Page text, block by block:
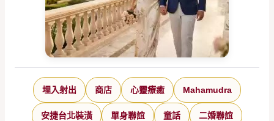
埋入射出 商店 心靈療癒 Mahamudra
安捷台北裝潢 單身聯誼 童話 二婚聯誼